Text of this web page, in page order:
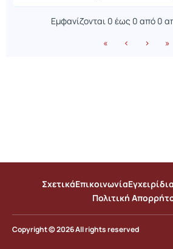
Εμφανίζονται 0 έως 0 από 0
«
‹ › »
ΣχετικάΕπικοινωνίαΕγχειρίδια
Πολιτική
Copyright © 2026 All rights reserved